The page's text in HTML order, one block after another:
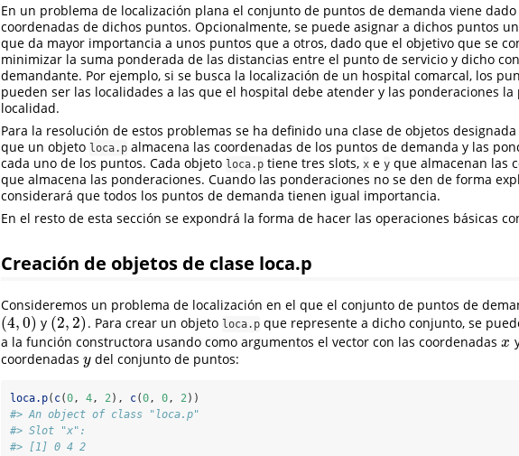
En un problema de localización plana el conjunto de puntos de demanda viene
coordenadas de dichos puntos. Opcionalmente, se puede asignar a dichos puntos
que da mayor importancia a unos puntos que a otros, dado que el objetivo que se
minimizar la suma ponderada de las distancias entre el punto de servicio y dicho
demandante. Por ejemplo, si se busca la localización de un hospital comarcal, los
pueden ser las localidades a las que el hospital debe atender y las ponderaciones la
localidad.
Para la resolución de estos problemas se ha definido una clase de objetos designada
que un objeto loca.p almacena las coordenadas de los puntos de demanda y las
cada uno de los puntos. Cada objeto loca.p tiene tres slots, x e y que almacenan las
que almacena las ponderaciones. Cuando las ponderaciones no se den de forma
considerará que todos los puntos de demanda tienen igual importancia.
En el resto de esta sección se expondrá la forma de hacer las operaciones básicas
Creación de objetos de clase loca.p
Consideremos un problema de localización en el que el conjunto de puntos de
(4,0)
(4,0 ) y (2, 2)
(2,2 ) . Para crear un objeto loca.pque represente a dicho conjunto, se
a la función constructora usando como argumentos el vector con las coordenadas x
x
coordenadas y
ydel conjunto de puntos:
loca.p( c(0, 4, 2), c(0, 0, 2))
#> An object of class "loca.p"
#> Slot "x":
#> [1] 0 4 2